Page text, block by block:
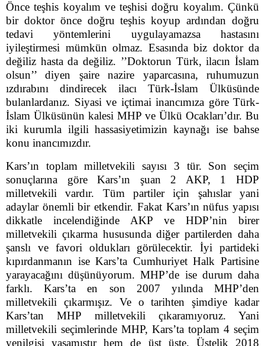
Önce teşhis koyalım ve teşhisi doğru koyalım. Çünkü
bir doktor önce doğru teşhis koyup ardından doğru
tedavi yöntemlerini uygulayamazsa hastasını
iyileştirmesi mümkün olmaz. Esasında biz doktor da
değiliz hasta da değiliz. ’’Doktorun Türk, ilacın İslam
olsun’’ diyen şaire nazire yaparcasına, ruhumuzun
ızdırabını dindirecek ilacı Türk-İslam Ülküsünde
bulanlardanız. Siyasi ve içtimai inancımıza göre Türk-
İslam Ülküsünün kalesi MHP ve Ülkü Ocakları’dır. Bu
iki kurumla ilgili hassasiyetimizin kaynağı ise bahse
konu inancımızdır.
Kars’ın toplam milletvekili sayısı 3 tür. Son seçim
sonuçlarına göre Kars’ın şuan 2 AKP, 1 HDP
milletvekili vardır. Tüm partiler için şahıslar yani
adaylar önemli bir etkendir. Fakat Kars’ın nüfus yapısı
dikkatle incelendiğinde AKP ve HDP’nin birer
milletvekili çıkarma hususunda diğer partilerden daha
şanslı ve favori oldukları görülecektir. İyi partideki
kıpırdanmanın ise Kars’ta Cumhuriyet Halk Partisine
yarayacağını düşünüyorum. MHP’de ise durum daha
farklı. Kars’ta en son 2007 yılında MHP’den
milletvekili çıkarmışız. Ve o tarihten şimdiye kadar
Kars’tan MHP milletvekili çıkaramıyoruz. Yani
milletvekili seçimlerinde MHP, Kars’ta toplam 4 seçim
yenilgisi yaşamıştır hem de üst üste. Üstelik 2018